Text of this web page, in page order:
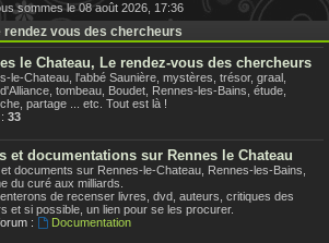
sommes le 08 août 2026, 17:36
rendez vous des chercheurs
le Chateau, Le rendez-vous des chercheurs
le-Chateau, l'abbé Saunière, mystères, trésor, graal,
tombeau, Boudet, Rennes-les-Bains, étude,
partage ... etc. Tout est là !
33
et documentations sur Rennes le Chateau
documents sur Rennes-le-Chateau, Rennes-les-Bains,
du curé aux milliards.
de recenser livres, dvd, auteurs, critiques des
et si possible, un lien pour se les procurer.
:
Documentation